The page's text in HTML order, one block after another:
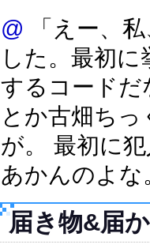
@ 「えー、
した。最初
するコードだ
とか古畑ち
が。 最初に
あかんのよ
届き物&届